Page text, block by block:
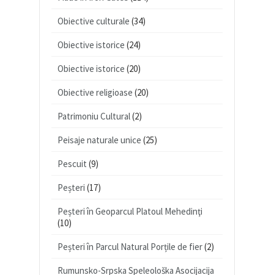
Obiective culturale (34)
Obiective istorice (24)
Obiective istorice (20)
Obiective religioase (20)
Patrimoniu Cultural(2)
Peisaje naturale unice (25)
Pescuit (9)
Peșteri (17)
Peșteri în Geoparcul Platoul Mehedinţi
(10)
Peșteri în Parcul Natural Porțile de fier(2)
Rumunsko-Srpska Speleološka Asocijacija